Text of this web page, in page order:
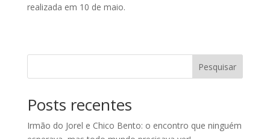
realizada em 10 de maio.
Pesquisar
Posts recentes
Irmão do Jorel e Chico Bento: o encontro que ninguém